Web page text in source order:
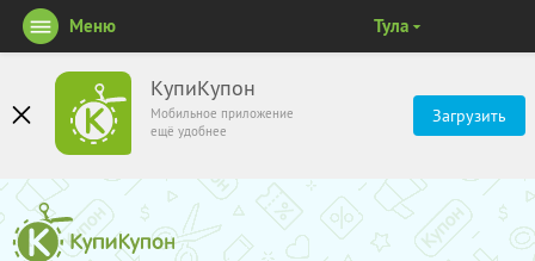
КупиКупон
Мобильное приложение
ещё удобнее
Загрузить
Меню Тула